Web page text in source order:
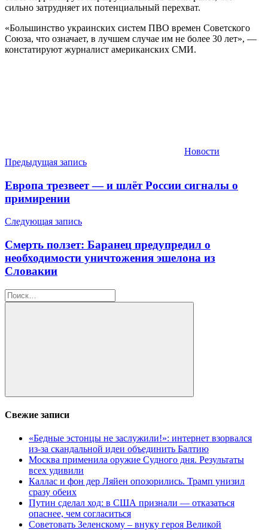
сильно затрудняет их потенциальный перехват.
«Большинство украинских систем ПВО времен Советского
Союза, что означает, в лучшем случае им не более 30 лет», —
констатируют журналист американских СМИ.
Новости
Навигация
по
записям
Предыдущая запись
Европа трезвеет — и шлёт России сигналы о
примирении
Следующая запись
Смерть ползет: Баранец предупредил о
необходимости уничтожения эшелона из
Словакии
Найти:
Поиск
Свежие записи
«Бедные эстонцы не заслужили!»: интернет взорвался
из-за скандальной идеи объединить Балтию
Москва применила оружие Судного дня. Результаты
всех удивили
Каллас и фон дер Ляйен опозорились. Трамп унизил
сразу обеих
Путин сделал ход: в США признали — отказаться
опаснее, чем согласиться
Советовать Зеленскому – внуку героя Великой